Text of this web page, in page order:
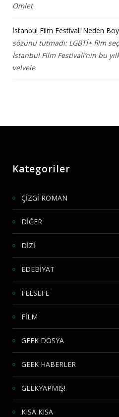
Omlet
İstanbul Film Festivali Neden
sözünü tutmadı: LGBTİ+ film
İstanbul Film Festivali’nin bu
velvele
Kategoriler
ÇİZGİ ROMAN
DİĞER
DİZİ
EDEBİYAT
FELSEFE
FİLM
GEEK DOSYA
GEEK HABERLER
GEEKYAPMIŞ!
KISA KISA